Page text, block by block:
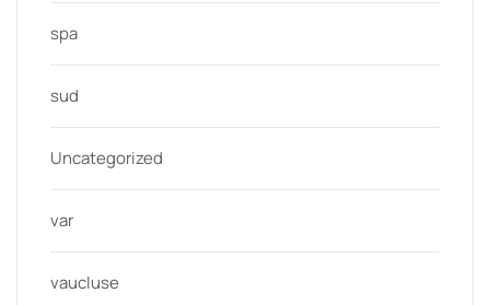
spa
sud
Uncategorized
var
vaucluse